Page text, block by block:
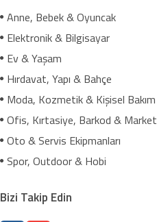
Anne, Bebek & Oyuncak
Elektronik & Bilgisayar
Ev & Yaşam
Hırdavat, Yapı & Bahçe
Moda, Kozmetik & Kişisel Bakım
Ofis, Kırtasiye, Barkod & Market
Oto & Servis Ekipmanları
Spor, Outdoor & Hobi
Bizi Takip Edin